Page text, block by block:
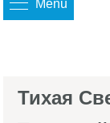
Menu
Тихая